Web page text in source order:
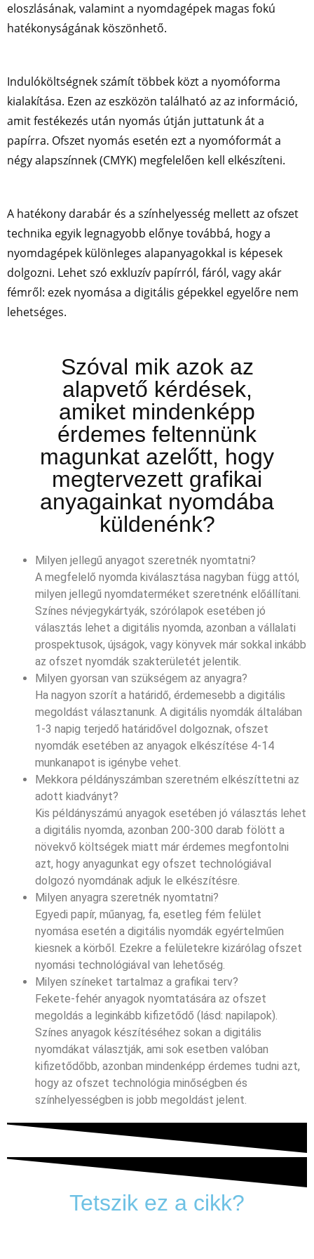
eloszlásának, valamint a nyomdagépek magas fokú
hatékonyságának köszönhető.
Indulóköltségnek számít többek közt a nyomóforma
kialakítása. Ezen az eszközön található az az információ,
amit festékezés után nyomás útján juttatunk át a
papírra. Ofszet nyomás esetén ezt a nyomóformát a
négy alapszínnek (CMYK) megfelelően kell elkészíteni.
A hatékony darabár és a színhelyesség mellett az ofszet
technika egyik legnagyobb előnye továbbá, hogy a
nyomdagépek különleges alapanyagokkal is képesek
dolgozni. Lehet szó exkluzív papírról, fáról, vagy akár
fémről: ezek nyomása a digitális gépekkel egyelőre nem
lehetséges.
Szóval mik azok az
alapvető kérdések,
amiket mindenképp
érdemes feltennünk
magunkat azelőtt, hogy
megtervezett grafikai
anyagainkat nyomdába
küldenénk?
Milyen jellegű anyagot szeretnék nyomtatni?
A megfelelő nyomda kiválasztása nagyban függ attól,
milyen jellegű nyomdaterméket szeretnénk előállítani.
Színes névjegykártyák, szórólapok esetében jó
választás lehet a digitális nyomda, azonban a vállalati
prospektusok, újságok, vagy könyvek már sokkal inkább
az ofszet nyomdák szakterületét jelentik.
Milyen gyorsan van szükségem az anyagra?
Ha nagyon szorít a határidő, érdemesebb a digitális
megoldást választanunk. A digitális nyomdák általában
1-3 napig terjedő határidővel dolgoznak, ofszet
nyomdák esetében az anyagok elkészítése 4-14
munkanapot is igénybe vehet.
Mekkora példányszámban szeretném elkészíttetni az
adott kiadványt?
Kis példányszámú anyagok esetében jó választás lehet
a digitális nyomda, azonban 200-300 darab fölött a
növekvő költségek miatt már érdemes megfontolni
azt, hogy anyagunkat egy ofszet technológiával
dolgozó nyomdának adjuk le elkészítésre.
Milyen anyagra szeretnék nyomtatni?
Egyedi papír, műanyag, fa, esetleg fém felület
nyomása esetén a digitális nyomdák egyértelműen
kiesnek a körből. Ezekre a felületekre kizárólag ofszet
nyomási technológiával van lehetőség.
Milyen színeket tartalmaz a grafikai terv?
Fekete-fehér anyagok nyomtatására az ofszet
megoldás a leginkább kifizetődő (lásd: napilapok).
Színes anyagok készítéséhez sokan a digitális
nyomdákat választják, ami sok esetben valóban
kifizetődőbb, azonban mindenképp érdemes tudni azt,
hogy az ofszet technológia minőségben és
színhelyességben is jobb megoldást jelent.
Tetszik ez a cikk?